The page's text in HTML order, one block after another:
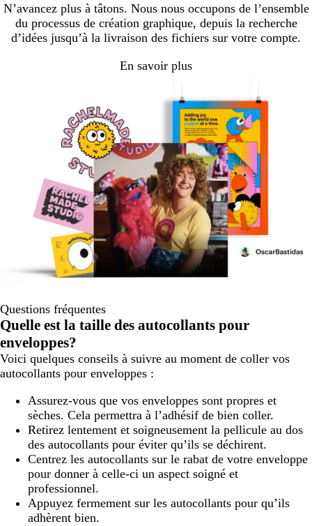
N’avancez plus à tâtons. Nous nous occupons de l’ensemble
du processus de création graphique, depuis la recherche
d’idées jusqu’à la livraison des fichiers sur votre compte.
En savoir plus
Questions fréquentes
Quelle est la taille des autocollants pour
enveloppes?
Voici quelques conseils à suivre au moment de coller vos
autocollants pour enveloppes :
Assurez-vous que vos enveloppes sont propres et
sèches. Cela permettra à l’adhésif de bien coller.
Retirez lentement et soigneusement la pellicule au dos
des autocollants pour éviter qu’ils se déchirent.
Centrez les autocollants sur le rabat de votre enveloppe
pour donner à celle-ci un aspect soigné et
professionnel.
Appuyez fermement sur les autocollants pour qu’ils
adhèrent bien.